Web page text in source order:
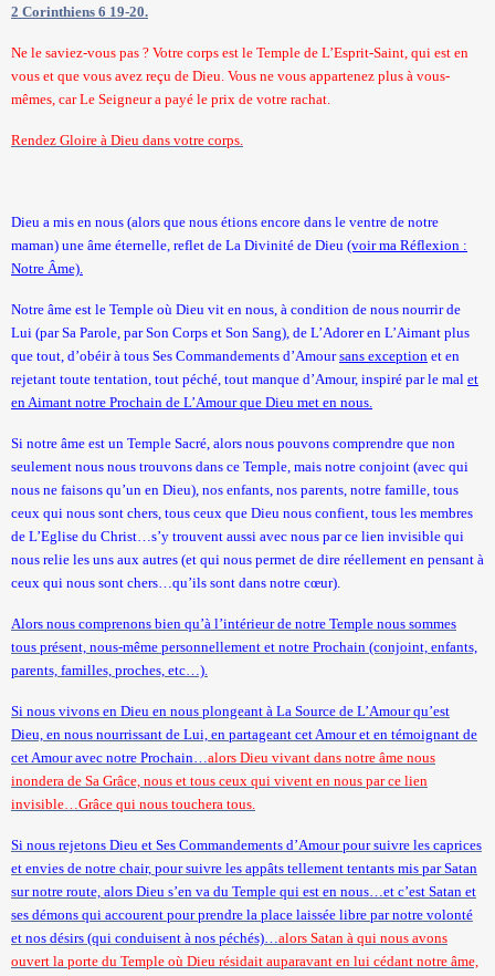
2 Corinthiens 6 19-20.
Ne le saviez-vous pas ? Votre corps est le Temple de L’Esprit-Saint, qui est en
vous et que vous avez reçu de Dieu. Vous ne vous appartenez plus à vous-
mêmes, car Le Seigneur a payé le prix de votre rachat.
Rendez Gloire à Dieu dans votre corps.
Dieu a mis en nous (alors que nous étions encore dans le ventre de notre
maman) une âme éternelle, reflet de La Divinité de Dieu (voir ma Réflexion :
Notre Âme).
Notre âme est le Temple où Dieu vit en nous, à condition de nous nourrir de
Lui (par Sa Parole, par Son Corps et Son Sang), de L’Adorer en L’Aimant plus
que tout, d’obéir à tous Ses Commandements d’Amoursans exception et en
rejetant toute tentation, tout péché, tout manque d’Amour, inspiré par le mal et
en Aimant notre Prochain de L’Amour que Dieu met en nous.
Si notre âme est un Temple Sacré, alors nous pouvons comprendre que non
seulement nous nous trouvons dans ce Temple, mais notre conjoint (avec qui
nous ne faisons qu’un en Dieu), nos enfants, nos parents, notre famille, tous
ceux qui nous sont chers, tous ceux que Dieu nous confient, tous les membres
de L’Eglise du Christ…s’y trouvent aussi avec nous par ce lien invisible qui
nous relie les uns aux autres (et qui nous permet de dire réellement en pensant à
ceux qui nous sont chers…qu’ils sont dans notre cœur).
Alors nous comprenons bien qu’à l’intérieur de notre Temple nous sommes
tous présent, nous-même personnellement et notre Prochain (conjoint, enfants,
parents, familles, proches, etc…).
Si nous vivons en Dieu en nous plongeant à La Source de L’Amour qu’est
Dieu, en nous nourrissant de Lui, en partageant cet Amour et en témoignant de
cet Amour avec notre Prochain… alors Dieu vivant dans notre âme nous
inondera de Sa Grâce, nous et tous ceux qui vivent en nous par ce lien
invisible…Grâce qui nous touchera tous.
Si nous rejetons Dieu et Ses Commandements d’Amour pour suivre les caprices
et envies de notre chair, pour suivre les appâts tellement tentants mis par Satan
sur notre route, alors Dieu s’en va du Temple qui est en nous…et c’est Satan et
ses démons qui accourent pour prendre la place laissée libre par notre volonté
et nos désirs (qui conduisent à nos péchés)… alors Satan à qui nous avons
ouvert la porte du Temple où Dieu résidait auparavant en lui cédant notre âme,